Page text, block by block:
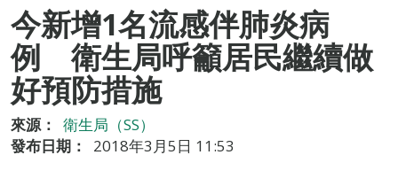
今新增1名流感伴肺炎病
例 衛生局呼籲居民繼續做
好預防措施
來源：
衛生局（SS）
發布日期：
2018年3月5日 11:53